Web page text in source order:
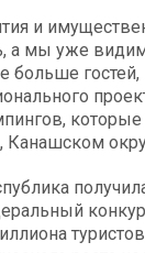
и
а мы уже
гостей,